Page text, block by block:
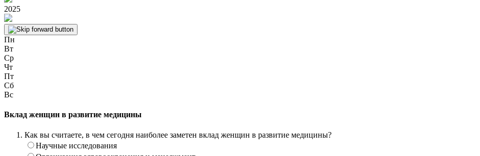
2025
Пн
Вт
Ср
Чт
Пт
Сб
Вс
Вклад женщин в развитие медицины
Как вы считаете, в чем сегодня наиболее заметен вклад женщин в развитие медицины?
Научные исследования